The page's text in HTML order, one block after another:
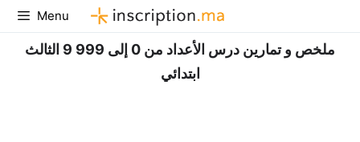
Aller
au
contenu
Menu
ملخص و تمارين درس الأعداد من 0 إلى 999 9 الثالث
ابتدائي